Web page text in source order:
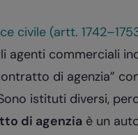
civile (artt.
agenti commerciali
di agenzia” con
istituti diversi,
di agenziaè un